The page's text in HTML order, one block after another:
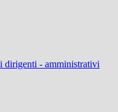
dirigenti - amministrativi